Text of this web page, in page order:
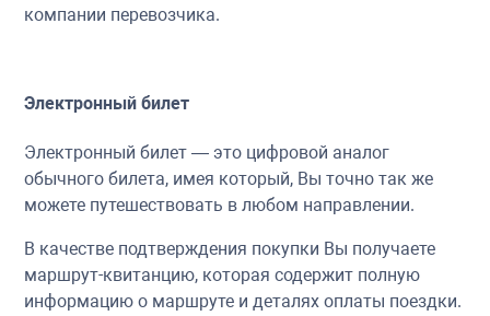
компании перевозчика.
Электронный билет
Электронный билет — это цифровой аналог
обычного билета, имея который, Вы точно так же
можете путешествовать в любом направлении.
В качестве подтверждения покупки Вы получаете
маршрут-квитанцию, которая содержит полную
информацию о маршруте и деталях оплаты поездки.